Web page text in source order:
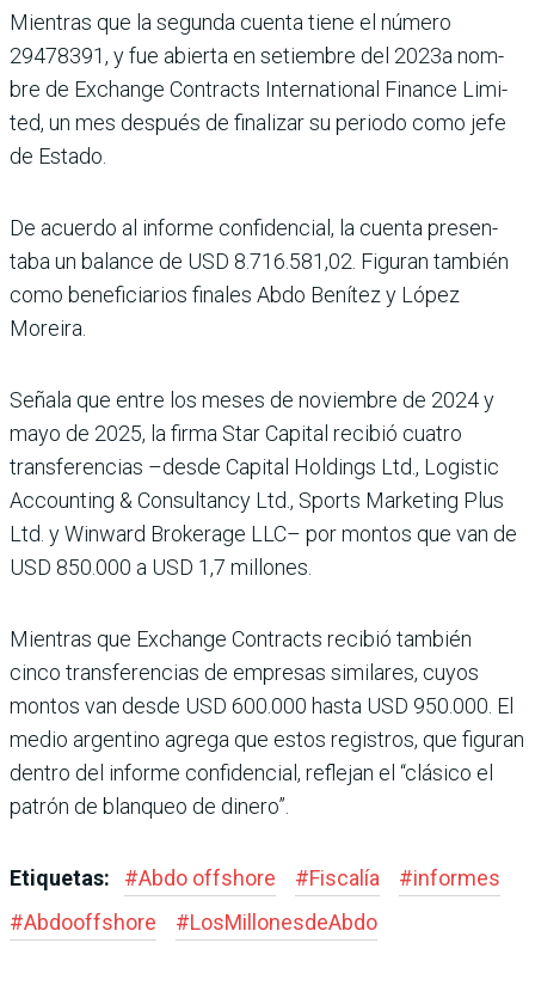
Mientras que la segunda cuenta tiene el número
29478391, y fue abierta en setiembre del 2023a nom­
bre de Exchange Contracts International Finance Limi­
ted, un mes después de fina­lizar su periodo como jefe
de Estado.
De acuerdo al informe con­fidencial, la cuenta presen­
taba un balance de USD 8.716.581,02. Figuran tam­bién
como beneficiarios fina­les Abdo Benítez y López
Moreira.
Señala que entre los meses de noviembre de 2024 y
mayo de 2025, la firma Star Capital recibió cuatro
transferencias –desde Capi­tal Holdings Ltd., Logistic
Accounting & Consultancy Ltd., Sports Marketing Plus
Ltd. y Winward Brokerage LLC– por montos que van de
USD 850.000 a USD 1,7 millones.
Mientras que Exchange Con­tracts recibió también
cinco transferencias de empresas similares, cuyos
montos van desde USD 600.000 hasta USD 950.000. El
medio argentino agrega que estos registros, que figuran
den­tro del informe confidencial, reflejan el “clásico el
patrón de blanqueo de dinero”.
Etiquetas: #Abdo offshore #Fiscalía #informes
#Abdooffshore #LosMillonesdeAbdo